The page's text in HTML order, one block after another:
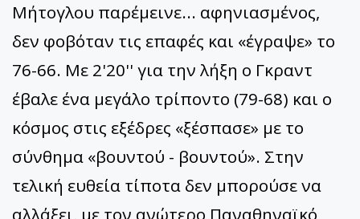
Μήτογλου παρέμεινε... αφηνιασμένος,
δεν φοβόταν τις επαφές και «έγραψε» το
76-66. Με 2'20'' για την λήξη ο Γκραντ
έβαλε ένα μεγάλο τρίποντο (79-68) και ο
κόσμος στις εξέδρες «ξέσπασε» με το
σύνθημα «βουντού - βουντού». Στην
τελική ευθεία τίποτα δεν μπορούσε να